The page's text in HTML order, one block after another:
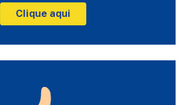
Clique aqui